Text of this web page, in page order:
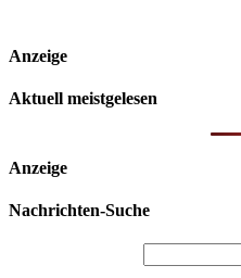
Anzeige
Aktuell meistgelesen
Anzeige
Nachrichten-Suche